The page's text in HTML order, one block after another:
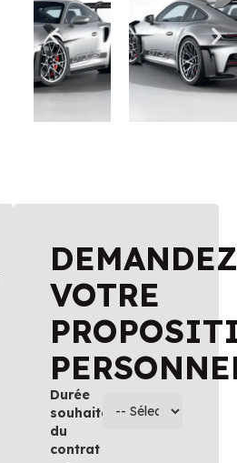
DEMANDEZ
VOTRE
Durée
souhaitée
du
contrat